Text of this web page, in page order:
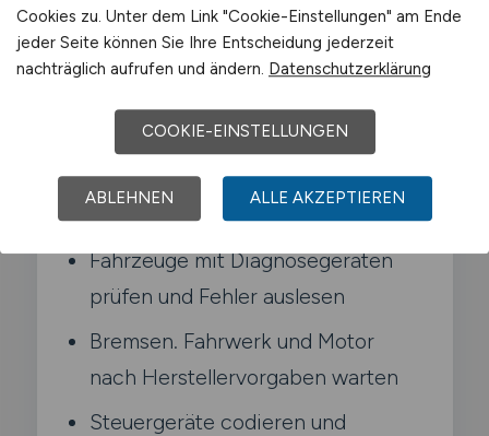
mit elektronischen Prüfgeräten und
tauschst mechanische wie elektronische
Bauteile aus. Moderne Fahrzeuge
verbinden Mechanik mit Software.
Typische Aufgaben in Meckenheim
Fahrzeuge mit Diagnosegeräten
prüfen und Fehler auslesen
Bremsen. Fahrwerk und Motor
nach Herstellervorgaben warten
Steuergeräte codieren und
Cookies zu. Unter dem Link "Cookie-Einstellungen" am Ende
jeder Seite können Sie Ihre Entscheidung jederzeit
nachträglich aufrufen und ändern. Datenschutzerklärung
COOKIE-EINSTELLUNGEN
ABLEHNEN ALLE AKZEPTIEREN